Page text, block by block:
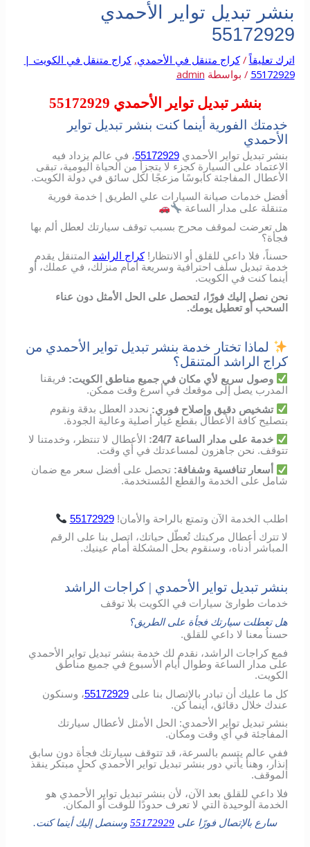
بنشر تبديل تواير الأحمدي
55172929
اترك تعليقاً /كراج متنقل في الأحمدي,كراج متنقل في الكويت |
55172929 / بواسطة admin
بنشر تبديل تواير الأحمدي 55172929
خدمتك الفورية أينما كنت بنشر تبديل تواير
الأحمدي
بنشر تبديل تواير الأحمدي55172929، في عالم يزداد فيه
الاعتماد على السيارة كجزء لا يتجزأ من الحياة اليومية، تبقى
الأعطال المفاجئة كابوسًا مزعجًا لكل سائق في دولة الكويت.
أفضل خدمات صيانة السيارات علي الطريق | خدمة فورية
متنقلة على مدار الساعة
هل تعرضت لموقف محرج بسبب توقف سيارتك لعطل ألم بها
فجأة؟
حسناً، فلا داعي للقلق أو الانتظار!كراج الراشد المتنقل يقدم
خدمة تبديل سلف احترافية وسريعة أمام منزلك، في عملك، أو
أينما كنت في الكويت.
نحن نصل إليك فورًا، لتحصل على الحل الأمثل دون عناء
السحب أو تعطيل يومك.
لماذا تختار خدمة بنشر تبديل تواير الأحمدي من
كراج الراشد المتنقل؟
وصول سريع لأي مكان في جميع مناطق الكويت: فريقنا
المدرب يصل إلى موقعك في أسرع وقت ممكن.
تشخيص دقيق وإصلاح فوري: نحدد العطل بدقة ونقوم
بتصليح كافة الأعطال بقطع غيار أصلية وعالية الجودة.
خدمة على مدار الساعة 24/7: الأعطال لا تنتظر، وخدمتنا لا
تتوقف. نحن جاهزون لمساعدتك في أي وقت.
أسعار تنافسية وشفافة: تحصل على أفضل سعر مع ضمان
شامل على الخدمة والقطع المُستخدمة.
اطلب الخدمة الآن وتمتع بالراحة والأمان!
55172929
لا تترك أعطال مركبتك تُعطّل حياتك، اتصل بنا على الرقم
المباشر أدناه، وسنقوم بحل المشكلة أمام عينيك.
بنشر تبديل تواير الأحمدي | كراجات الراشد
خدمات طوارئ سيارات في الكويت بلا توقف
هل تعطلت سيارتك فجأة على الطريق؟
حسناُ معنا لا داعي للقلق.
فمع كراجات الراشد، نقدم لك خدمة بنشر تبديل تواير الأحمدي
على مدار الساعة وطوال أيام الأسبوع في جميع مناطق
الكويت.
كل ما عليك أن تبادر بالإتصال بنا على55172929، وسنكون
عندك خلال دقائق، أينما كن.
بنشر تبديل تواير الأحمدي: الحل الأمثل لأعطال سيارتك
المفاجئة في أي وقت ومكان.
ففي عالم يتسم بالسرعة، قد تتوقف سيارتك فجأة دون سابق
إنذار، وهنا يأتي دور بنشر تبديل تواير الأحمدي كحلٍ مبتكر ينقذ
الموقف.
فلا داعي للقلق بعد الآن، لأن بنشر تبديل تواير الأحمدي هو
الخدمة الوحيدة التي لا تعرف حدودًا للوقت أو المكان.
سارع بالإتصال فورًا على 55172929 وسنصل إليك أينما كنت.